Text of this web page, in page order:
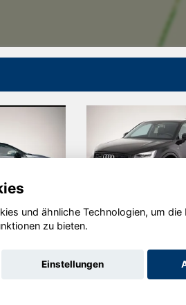
Audi quattro
und ähnliche Technologien, um
zu bieten.
Einstellungen